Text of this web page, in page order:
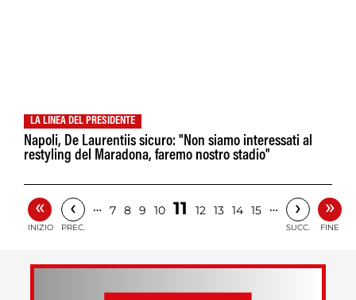
LA LINEA DEL PRESIDENTE
Napoli, De Laurentiis sicuro: "Non siamo interessati al
restyling del Maradona, faremo nostro stadio"
«
INIZIO
‹
PREC.
… 7 8 9 10 11 12 13 14 15 … ›
SUCC.
»
FINE